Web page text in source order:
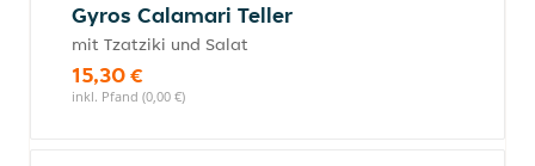
Gyros Calamari Teller
mit Tzatziki und Salat
15,30 €
inkl. Pfand (0,00 €)